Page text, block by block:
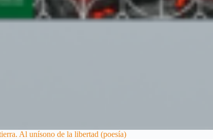
Al unísono de la libertad (poesía)